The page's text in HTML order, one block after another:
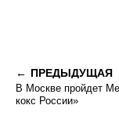
ПРЕДЫДУЩАЯ
В Москве пройдет
кокс России»